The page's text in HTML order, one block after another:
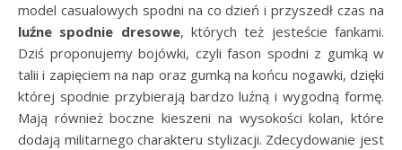
model casualowych spodni na co dzień i przyszedł czas na
luźne spodnie dresowe, których też jesteście fankami.
Dziś proponujemy bojówki, czyli fason spodni z gumką w
talii i zapięciem na nap oraz gumką na końcu nogawki, dzięki
której spodnie przybierają bardzo luźną i wygodną formę.
Mają również boczne kieszeni na wysokości kolan, które
dodają militarnego charakteru stylizacji. Zdecydowanie jest